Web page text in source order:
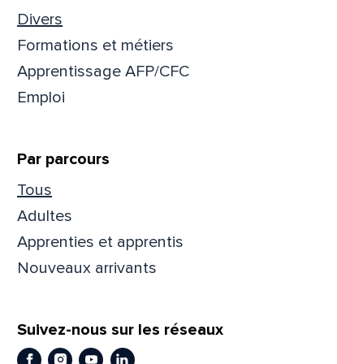
Divers
Formations et métiers
Apprentissage AFP/CFC
Emploi
Par parcours
Tous
Adultes
Apprenties et apprentis
Nouveaux arrivants
Suivez-nous sur les réseaux
Facebook
Instagram
YoutubeLinkedIn